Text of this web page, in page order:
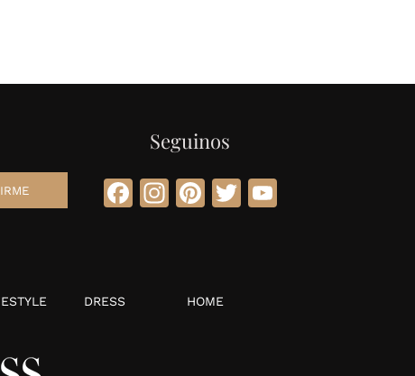
Seguinos
Facebook
Instagram
Pinterest
TwitterYouTube
DRESS HOME